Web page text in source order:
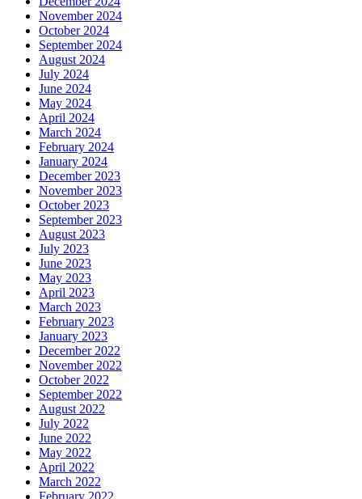
November 2024
October 2024
September 2024
August 2024
July 2024
June 2024
May 2024
April 2024
March 2024
February 2024
January 2024
December 2023
November 2023
October 2023
September 2023
August 2023
July 2023
June 2023
May 2023
April 2023
March 2023
February 2023
January 2023
December 2022
November 2022
October 2022
September 2022
August 2022
July 2022
June 2022
May 2022
April 2022
March 2022